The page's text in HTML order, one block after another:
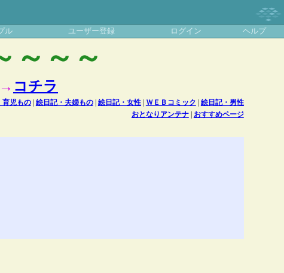
ル ユーザー登録 ログイン ヘルプ
～～～
→ コチラ
育児もの| 絵日記・夫婦もの| 絵日記・女性| ＷＥＢコミック
絵日記・男性
おとなりアンテナ| おすすめページ